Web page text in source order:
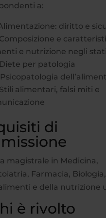
a:
diritto e
Composizione e
e nutrizione negli
per patologia
Stili alimentari, falsi miti e
di
magistrale in Medicina,
Farmacia,
e della nutrizione
è rivolto